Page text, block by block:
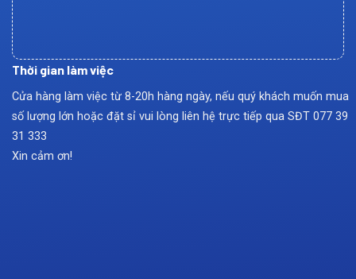
Thời gian làm việc
Cửa hàng làm việc từ 8-20h hàng ngày, nếu quý khách muốn mua
số lượng lớn hoặc đặt sỉ vui lòng liên hệ trực tiếp qua SĐT 077 39
31 333
Xin cảm ơn!